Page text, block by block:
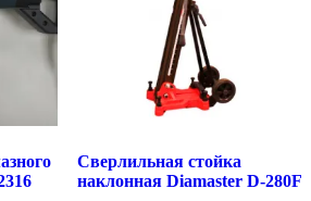
Сверлильная стойка
наклонная Diamaster D-280F